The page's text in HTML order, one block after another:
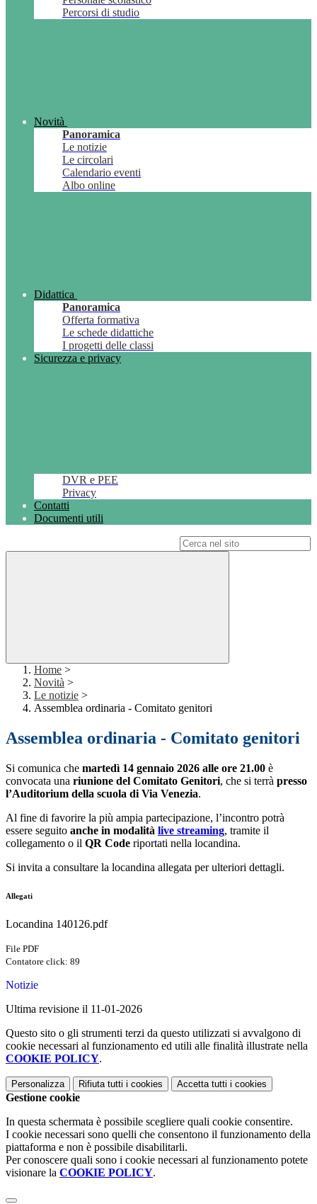
Percorsi di studio
Novità
Panoramica
Le notizie
Le circolari
Calendario eventi
Albo online
Didattica
Panoramica
Offerta formativa
Le schede didattiche
I progetti delle classi
Sicurezza e privacy
DVR e PEE
Privacy
Contatti
Documenti utili
Home >
Novità >
Le notizie >
Assemblea ordinaria - Comitato genitori
Assemblea ordinaria - Comitato genitori
Si comunica che martedì 14 gennaio 2026 alle ore 21.00 è
convocata una riunione del Comitato Genitori, che si terrà presso
l’Auditorium della scuola di Via Venezia.
Al fine di favorire la più ampia partecipazione, l’incontro potrà
essere seguito anche in modalità live streaming, tramite il
collegamento o il QR Code riportati nella locandina.
Si invita a consultare la locandina allegata per ulteriori dettagli.
Allegati
Locandina 140126.pdf
File PDF
Contatore click: 89
Notizie
Ultima revisione il 11-01-2026
Questo sito o gli strumenti terzi da questo utilizzati si avvalgono di
cookie necessari al funzionamento ed utili alle finalità illustrate nella
COOKIE POLICY.
Personalizza Rifiuta tutti i cookies Accetta tutti i cookies
Gestione cookie
In questa schermata è possibile scegliere quali cookie consentire.
I cookie necessari sono quelli che consentono il funzionamento della
piattaforma e non è possibile disabilitarli.
Per conoscere quali sono i cookie necessari al funzionamento potete
visionare la COOKIE POLICY.